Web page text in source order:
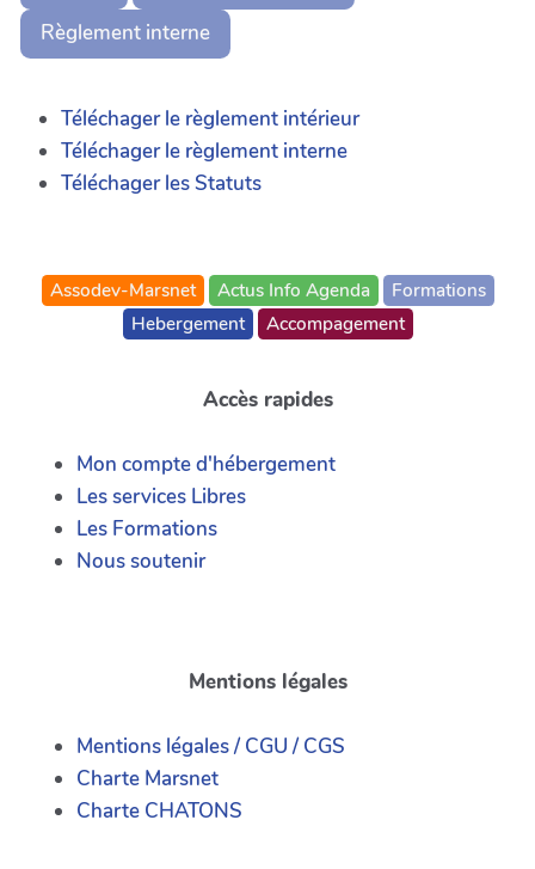
Règlement interne
Téléchager le règlement intérieur
Téléchager le règlement interne
Téléchager les Statuts
Assodev-Marsnet Actus Info Agenda
Formations
Hebergement
Accompagement
Accès rapides
Mon compte d'hébergement
Les services Libres
Les Formations
Nous soutenir
Mentions légales
Mentions légales / CGU / CGS
Charte Marsnet
Charte CHATONS